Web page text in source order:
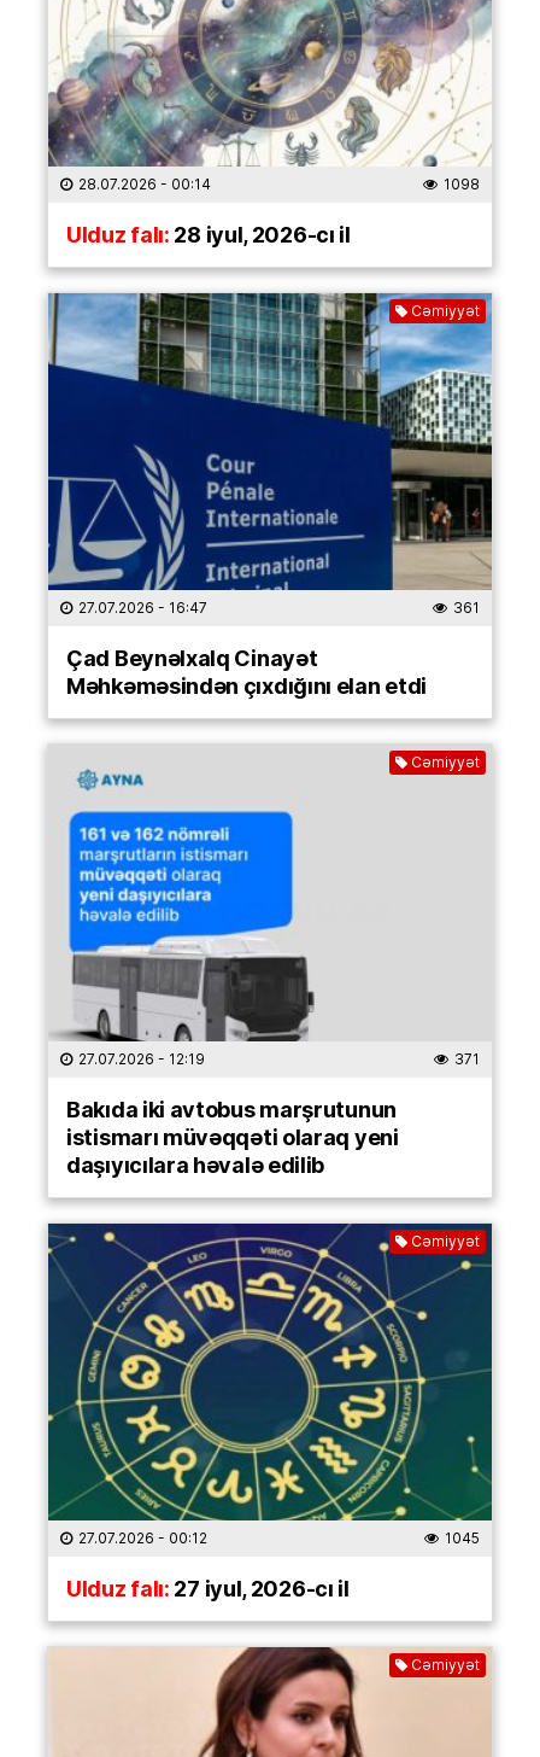
28.07.2026 - 00:14 1098
Ulduz falı:28 iyul, 2026-cı il
Cəmiyyət
27.07.2026 - 16:47 361
Çad Beynəlxalq Cinayət
Məhkəməsindən çıxdığını elan etdi
Cəmiyyət
27.07.2026 - 12:19 371
Bakıda iki avtobus marşrutunun
istismarı müvəqqəti olaraq yeni
daşıyıcılara həvalə edilib
Cəmiyyət
27.07.2026 - 00:12 1045
Ulduz falı:27 iyul, 2026-cı il
Cəmiyyət